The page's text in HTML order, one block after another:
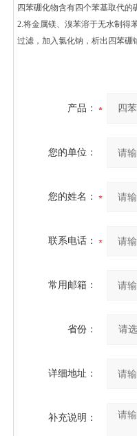
四苯硼化物含有四个苯基取代
2.将金属镁、溴苯溶于无水制得
过滤，加入氯化钠，析出四苯硼
产品：
您的单位：
您的姓名：
联系电话：
常用邮箱：
省份：
详细地址：
补充说明：